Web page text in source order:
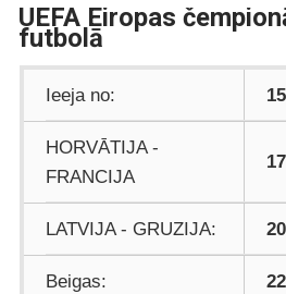
UEFA Eiropas
futbolā
Ieeja no:
HORVĀTIJA -
FRANCIJA
LATVIJA - GRUZIJA:
Beigas: